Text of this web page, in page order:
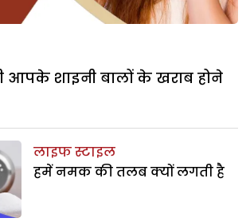
आपके शाइनी बालों के खराब होने
लाइफ स्टाइल
हमें नमक की तलब क्यों लगती है